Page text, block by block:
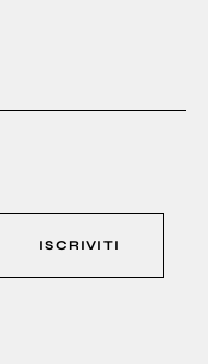
ISCRIVITI